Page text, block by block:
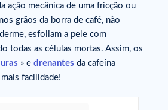
ação mecânica de uma fricção ou
grãos da borra de café, não
esfoliam a pele com
todas as células mortas. Assim, os
» e drenantes da cafeína
facilidade!